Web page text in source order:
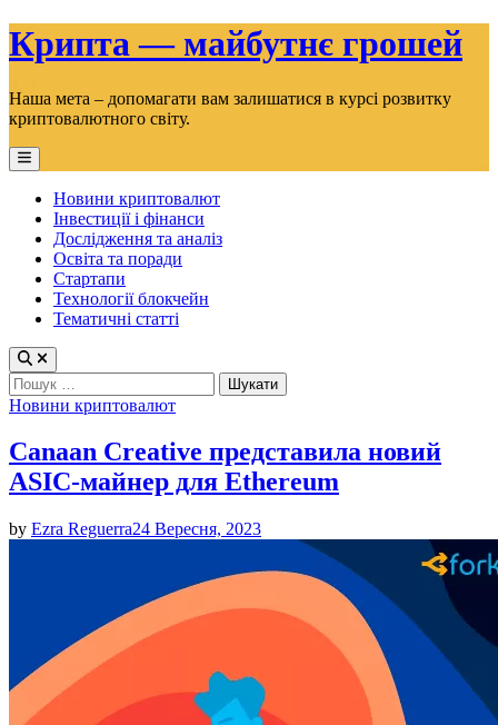
Skip
to
Крипта — майбутнє грошей
Наша мета – допомагати вам залишатися в курсі розвитку
криптовалютного світу.
Main
Menu
Новини криптовалют
Інвестиції і фінанси
Дослідження та аналіз
Освіта та поради
Стартапи
Технології блокчейн
Тематичні статті
Пошук:
Posted
Новини криптовалют
Canaan Creative представила новий
ASIC-майнер для Ethereum
by Ezra Reguerra24 Вересня, 2023